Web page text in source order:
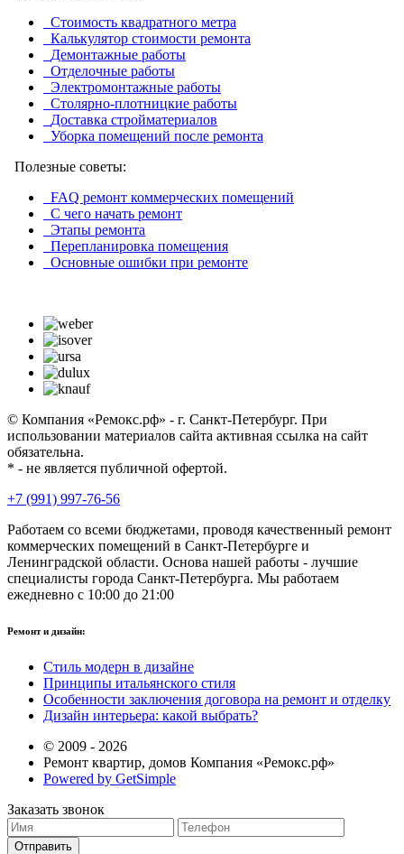
Стоимость квадратного метра
Калькулятор стоимости ремонта
Демонтажные работы
Отделочные работы
Электромонтажные работы
Столярно-плотницкие работы
Доставка стройматериалов
Уборка помещений после ремонта
Полезные советы:
FAQ ремонт коммерческих помещений
С чего начать ремонт
Этапы ремонта
Перепланировка помещения
Основные ошибки при ремонте
© Компания «Ремокс.рф» - г. Санкт-Петербург. При
использовании материалов сайта активная ссылка на сайт
обязательна.
* - не является публичной офертой.
+7 (991) 997-76-56
Работаем со всеми бюджетами, проводя качественный ремонт
коммерческих помещений в Санкт-Петербурге и
Ленинградской области. Основа нашей работы - лучшие
специалисты города Санкт-Петербурга. Мы работаем
ежедневно с 10:00 до 21:00
Ремонт и дизайн:
Стиль модерн в дизайне
Принципы итальянского стиля
Особенности заключения договора на ремонт и отделку
Дизайн интерьера: какой выбрать?
© 2009 - 2026
Ремонт квартир, домов Компания «Ремокс.рф»
Powered by GetSimple
Заказать звонок
Отправить